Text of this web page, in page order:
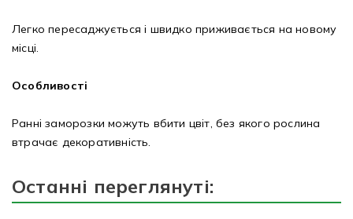
Легко пересаджується і швидко приживається на новому
місці.
Особливості
Ранні заморозки можуть вбити цвіт, без якого рослина
втрачає декоративність.
Останні переглянуті: